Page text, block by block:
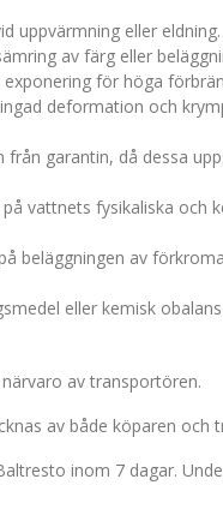
uppvärmning eller eldning.
av färg eller
för höga
deformation och
garantin, då dessa
vattnets fysikaliska och
beläggningen av
eller kemisk
av transportören.
av både köparen och
inom 7 dagar.